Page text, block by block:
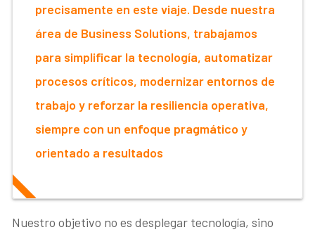
precisamente en este viaje. Desde nuestra
área de Business Solutions, trabajamos
para simplificar la tecnología, automatizar
procesos críticos, modernizar entornos de
trabajo y reforzar la resiliencia operativa,
siempre con un enfoque pragmático y
orientado a resultados
Nuestro objetivo no es desplegar tecnología, sino